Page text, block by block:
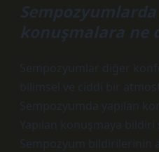
konuşmalara ne
Sempozyumlar diğer
bilimsel ve ciddi bir
Sempozyumda yapılan
Yapılan konuşmaya
Sempozyum bildirilerinin